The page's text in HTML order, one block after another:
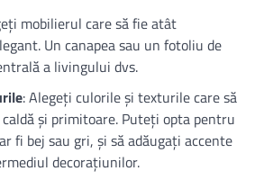
mobilierul care să fie atât
Un canapea sau un fotoliu de
a livingului dvs.
: Alegeți culorile și texturile care să
și primitoare. Puteți opta pentru
fi bej sau gri, și să adăugați accente
decorațiunilor.